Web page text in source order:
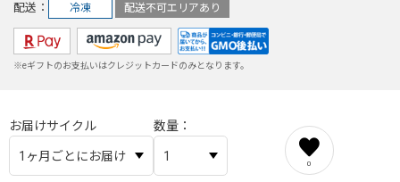
配送 冷凍 配送不可エリアあり
※eギフトのお支払いはクレジットカードのみとなります。
お届けサイクル 数量
0